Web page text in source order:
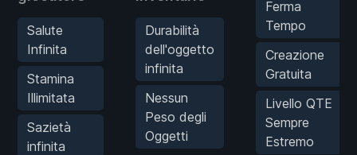
Salute
Infinita
Stamina
Illimitata
Sazietà
infinita
Durabilità
dell'oggetto
infinita
Nessun
Peso degli
Oggetti
Ferma
Tempo
Creazione
Gratuita
Livello QTE
Sempre
Estremo